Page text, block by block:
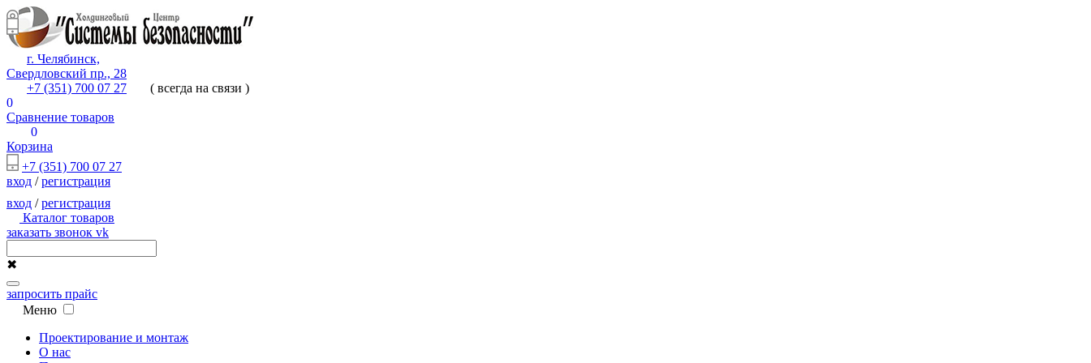
г. Челябинск,
Свердловский пр., 28
+7 (351) 700 07 27
( всегда на связи )
0
Сравнение товаров
0
Корзина
+7 (351) 700 07 27
вход /регистрация
вход /регистрация
Каталог товаров
заказать звонок vk
✖
запросить прайс
Меню
Проектирование и монтаж
О нас